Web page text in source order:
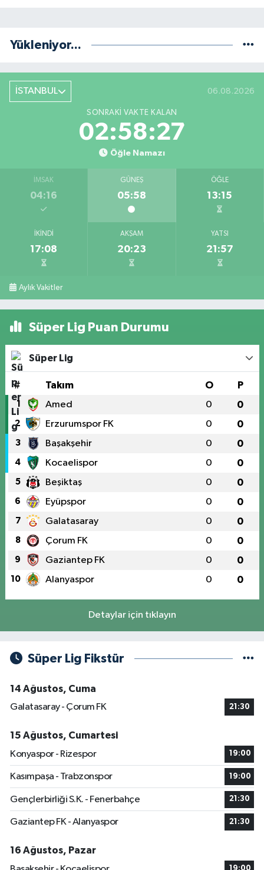
Yükleniyor...
İSTANBUL 06.08.2026
SONRAKI VAKTE KALAN
02:58:27
Öğle Namazı
İMSAK
04:16
GÜNEŞ
05:58
ÖĞLE
13:15
İKINDI
17:08
AKŞAM
20:23
YATSI
21:57
Aylık Vakitler
Süper Lig Puan Durumu
Süper Lig
# Takım O P
1 Amed 0 0
2 Erzurumspor FK 0 0
3 Başakşehir 0 0
4 Kocaelispor 0 0
5 Beşiktaş 0 0
6 Eyüpspor 0 0
7 Galatasaray 0 0
8 Çorum FK 0 0
9 Gaziantep FK 0 0
10 Alanyaspor 0 0
Detaylar için tıklayın
Süper Lig Fikstür
14 Ağustos, Cuma
Galatasaray - Çorum FK
21:30
15 Ağustos, Cumartesi
Konyaspor - Rizespor
19:00
Kasımpaşa - Trabzonspor 19:00
Gençlerbirliği S.K. - Fenerbahçe 21:30
Gaziantep FK - Alanyaspor 21:30
16 Ağustos, Pazar